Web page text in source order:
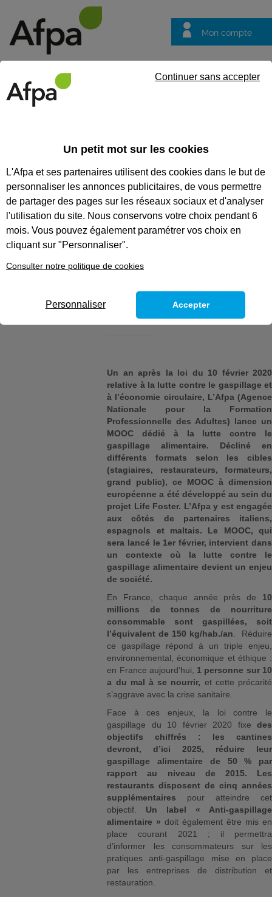
Mon compte
questions
Gaspillage
alimentaire - L’Afpa
s’engage avec un
Mooc développé à
l’échelle
Un an après la loi du 10 février 2020
relative à la lutte contre le gaspillage et
à l’économie circulaire, L’Afpa (Agence
Nationale pour la Formation
Professionnelle des Adultes) lance un
MOOC dédié à la lutte contre le
gaspillage alimentaire. Décliné en
différents formats selon les cibles
(stagiaires, restaurateurs, formateurs,
grand public), ce MOOC à dimension
européenne a été développé au sein du
projet Life Foster. L’Afpa y est engagée
aux côtés de partenaires italiens,
espagnols et maltais. Le MOOC, qui
sera lancé le 1er février, intervient dans
un contexte où la lutte contre le
gaspillage alimentaire devient un enjeu
de société.
En France, chaque année près de 10
millions de tonnes de nourriture
consommable sont gaspillées, soit
l’équivalent de 150 kg/hab./an . Réduire
ce gaspillage répond à un triple enjeu,
environnemental, économique et éthique :
en France aujourd’hui, 1 personne sur 10
a du mal à se nourrir, et cette précarité
s’aggrave avec la crise sanitaire.
Face à ces enjeux, la loi contre le
gaspillage du 10 février 2020 fixe des
objectifs chiffrés : les cantines
devront, d’ici 2025, réduire leur
gaspillage alimentaire de 50 % par
rapport au niveau de 2015. Les
restaurants disposent de cinq années
supplémentaires pour atteindre cet
objectif. Un label « Anti-gaspillage
alimentaire » doit également être mis en
place courant 2021 ; il permettra
d’informer les consommateurs sur les
pratiques anti-gaspillage mise en place
par les entreprises de distribution et
restauration.
Un petit mot sur les cookies
L'Afpa et ses partenaires utilisent des cookies dans le but de
personnaliser les annonces publicitaires, de vous permettre
de partager des pages sur les réseaux sociaux et d'analyser
l'utilisation du site. Nous conservons votre choix pendant 6
mois. Vous pouvez également paramétrer vos choix en
cliquant sur "Personnaliser".
Consulter notre politique de cookies
Continuer sans accepter
Personnaliser Accepter